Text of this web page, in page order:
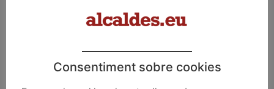
Mai fins ara, en la política del país, havia tingut tanta
importància la figura dels alcaldes i les alcaldesses,
pròximes als ciutadans. Més enllà d’ideologies i partits,
convé que la societat conegui les persones darrere del
càrrec, en què inverteixen el seu temps i quins
Consentiment sobre cookies